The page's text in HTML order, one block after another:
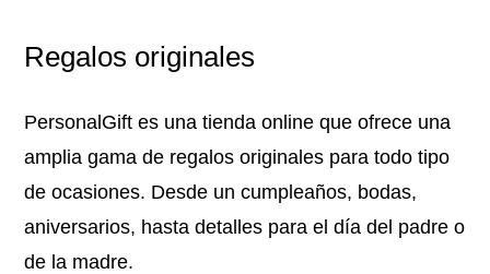
Regalos originales
PersonalGift es una tienda online que ofrece una
amplia gama de regalos originales para todo tipo
de ocasiones. Desde un cumpleaños, bodas,
aniversarios, hasta detalles para el día del padre o
de la madre.